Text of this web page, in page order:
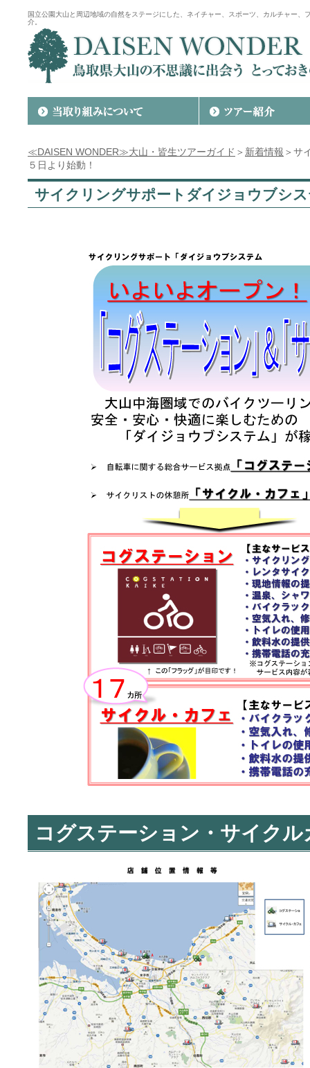
国立公園大山と周辺地域の自然をステージにした、ネイチャー、スポーツ、カルチャー
介。
≪DAISEN WONDER≫大山・皆生ツアーガイド ＞ 新着情報 ＞サ
５日より始動！
サイクリングサポートダイジョウブシ
コグステーション・サイクル